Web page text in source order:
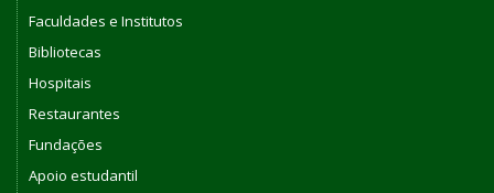
Faculdades e Institutos
Bibliotecas
Hospitais
Restaurantes
Fundações
Apoio estudantil